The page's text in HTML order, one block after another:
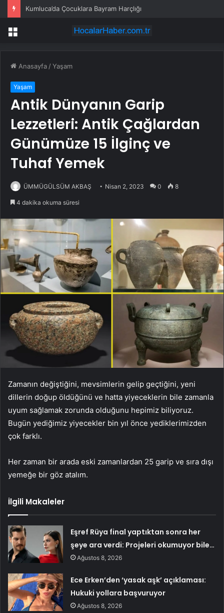
Tercan’daki Gizli Doğa Harikası: Konarlı Şelalesi
Menü
Anasayfa /Yaşam
Yaşam
Antik Dünyanın Garip
Lezzetleri: Antik Çağlardan
Günümüze 15 İlginç ve
Tuhaf Yemek
ÜMMÜGÜLSÜM AKBAŞ Nisan 2, 2023 0 8
4 dakika okuma süresi
Zamanın değiştiğini, mevsimlerin gelip geçtiğini, yeni
dillerin doğup öldüğünü ve hatta yiyeceklerin bile zamanla
uyum sağlamak zorunda olduğunu hepimiz biliyoruz.
Bugün yediğimiz yiyecekler bin yıl önce yediklerimizden
çok farklı.
Her zaman bir arada eski zamanlardan 25 garip ve sıra dışı
yemeğe bir göz atalım.
İlgili Makaleler
Eşref Rüya final yaptıktan sonra her
şeye ara verdi: Projeleri okumuyor bile…
Ağustos 8, 2026
Ece Erken’den ‘yasak aşk’ açıklaması:
Hukuki yollara başvuruyor
Ağustos 8, 2026